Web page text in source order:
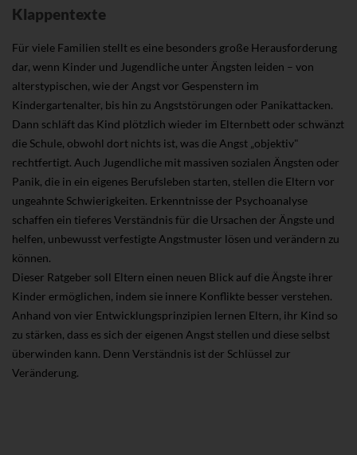
Klappentexte
Für viele Familien stellt es eine besonders große Herausforderung
dar, wenn Kinder und Jugendliche unter Ängsten leiden – von
alterstypischen, wie der Angst vor Gespenstern im
Kindergartenalter, bis hin zu Angststörungen oder Panikattacken.
Dann schläft das Kind plötzlich wieder im Elternbett oder schwänzt
die Schule, obwohl dort nichts ist, was die Angst „objektiv"
rechtfertigt. Auch Jugendliche mit massiven sozialen Ängsten oder
Panik, die in ein eigenes Berufsleben starten, stellen die Eltern vor
ungeahnte Schwierigkeiten. Erkenntnisse der Psychoanalyse
schaffen ein tieferes Verständnis für die Ursachen der Ängste und
helfen, unbewusst verfestigte Angstmuster lösen und verändern zu
können.
Dieser Ratgeber soll Eltern einen neuen Blick auf die Ängste ihrer
Kinder ermöglichen, indem sie innere Konflikte besser verstehen.
Anhand von vier Entwicklungsprinzipien lernen Eltern, ihr Kind so
zu stärken, dass es sich der eigenen Angst stellen und diese selbst
überwinden kann. Denn Verständnis ist der Schlüssel zur
Veränderung.